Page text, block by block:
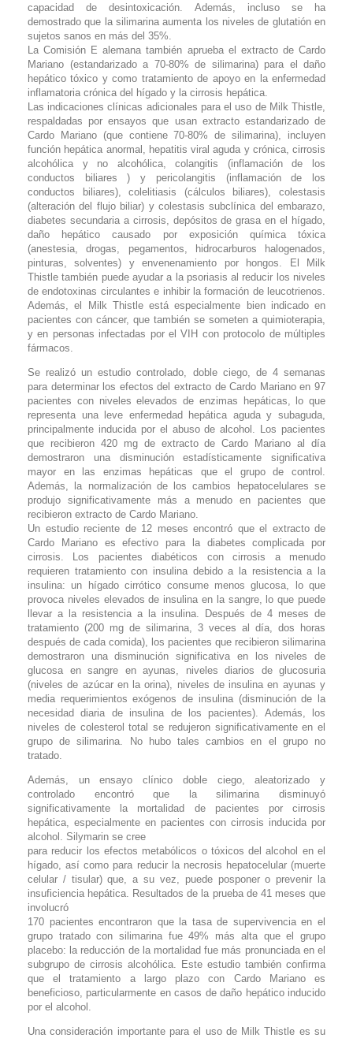
capacidad de desintoxicación. Además, incluso se ha
demostrado que la silimarina aumenta los niveles de glutatión en
sujetos sanos en más del 35%.
La Comisión E alemana también aprueba el extracto de Cardo
Mariano (estandarizado a 70-80% de silimarina) para el daño
hepático tóxico y como tratamiento de apoyo en la enfermedad
inflamatoria crónica del hígado y la cirrosis hepática.
Las indicaciones clínicas adicionales para el uso de Milk Thistle,
respaldadas por ensayos que usan extracto estandarizado de
Cardo Mariano (que contiene 70-80% de silimarina), incluyen
función hepática anormal, hepatitis viral aguda y crónica, cirrosis
alcohólica y no alcohólica, colangitis (inflamación de los
conductos biliares ) y pericolangitis (inflamación de los
conductos biliares), colelitiasis (cálculos biliares), colestasis
(alteración del flujo biliar) y colestasis subclínica del embarazo,
diabetes secundaria a cirrosis, depósitos de grasa en el hígado,
daño hepático causado por exposición química tóxica
(anestesia, drogas, pegamentos, hidrocarburos halogenados,
pinturas, solventes) y envenenamiento por hongos. El Milk
Thistle también puede ayudar a la psoriasis al reducir los niveles
de endotoxinas circulantes e inhibir la formación de leucotrienos.
Además, el Milk Thistle está especialmente bien indicado en
pacientes con cáncer, que también se someten a quimioterapia,
y en personas infectadas por el VIH con protocolo de múltiples
fármacos.
Se realizó un estudio controlado, doble ciego, de 4 semanas
para determinar los efectos del extracto de Cardo Mariano en 97
pacientes con niveles elevados de enzimas hepáticas, lo que
representa una leve enfermedad hepática aguda y subaguda,
principalmente inducida por el abuso de alcohol. Los pacientes
que recibieron 420 mg de extracto de Cardo Mariano al día
demostraron una disminución estadísticamente significativa
mayor en las enzimas hepáticas que el grupo de control.
Además, la normalización de los cambios hepatocelulares se
produjo significativamente más a menudo en pacientes que
recibieron extracto de Cardo Mariano.
Un estudio reciente de 12 meses encontró que el extracto de
Cardo Mariano es efectivo para la diabetes complicada por
cirrosis. Los pacientes diabéticos con cirrosis a menudo
requieren tratamiento con insulina debido a la resistencia a la
insulina: un hígado cirrótico consume menos glucosa, lo que
provoca niveles elevados de insulina en la sangre, lo que puede
llevar a la resistencia a la insulina. Después de 4 meses de
tratamiento (200 mg de silimarina, 3 veces al día, dos horas
después de cada comida), los pacientes que recibieron silimarina
demostraron una disminución significativa en los niveles de
glucosa en sangre en ayunas, niveles diarios de glucosuria
(niveles de azúcar en la orina), niveles de insulina en ayunas y
media requerimientos exógenos de insulina (disminución de la
necesidad diaria de insulina de los pacientes). Además, los
niveles de colesterol total se redujeron significativamente en el
grupo de silimarina. No hubo tales cambios en el grupo no
tratado.
Además, un ensayo clínico doble ciego, aleatorizado y
controlado encontró que la silimarina disminuyó
significativamente la mortalidad de pacientes por cirrosis
hepática, especialmente en pacientes con cirrosis inducida por
alcohol. Silymarin se cree
para reducir los efectos metabólicos o tóxicos del alcohol en el
hígado, así como para reducir la necrosis hepatocelular (muerte
celular / tisular) que, a su vez, puede posponer o prevenir la
insuficiencia hepática. Resultados de la prueba de 41 meses que
involucró
170 pacientes encontraron que la tasa de supervivencia en el
grupo tratado con silimarina fue 49% más alta que el grupo
placebo: la reducción de la mortalidad fue más pronunciada en el
subgrupo de cirrosis alcohólica. Este estudio también confirma
que el tratamiento a largo plazo con Cardo Mariano es
beneficioso, particularmente en casos de daño hepático inducido
por el alcohol.
Una consideración importante para el uso de Milk Thistle es su